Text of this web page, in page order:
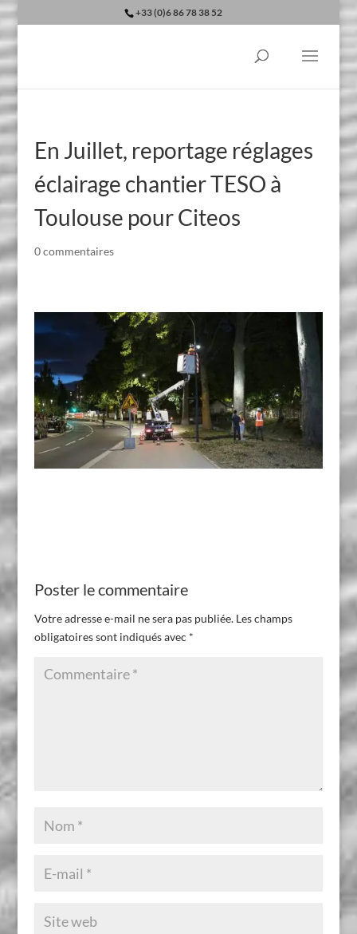
+33 (0)6 86 78 38 52
En Juillet, reportage réglages
éclairage chantier TESO à
Toulouse pour Citeos
0 commentaires
Poster le commentaire
Votre adresse e-mail ne sera pas publiée. Les champs
obligatoires sont indiqués avec *